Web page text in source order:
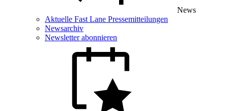
News
Aktuelle Fast Lane Pressemitteilungen
Newsarchiv
Newsletter abonnieren